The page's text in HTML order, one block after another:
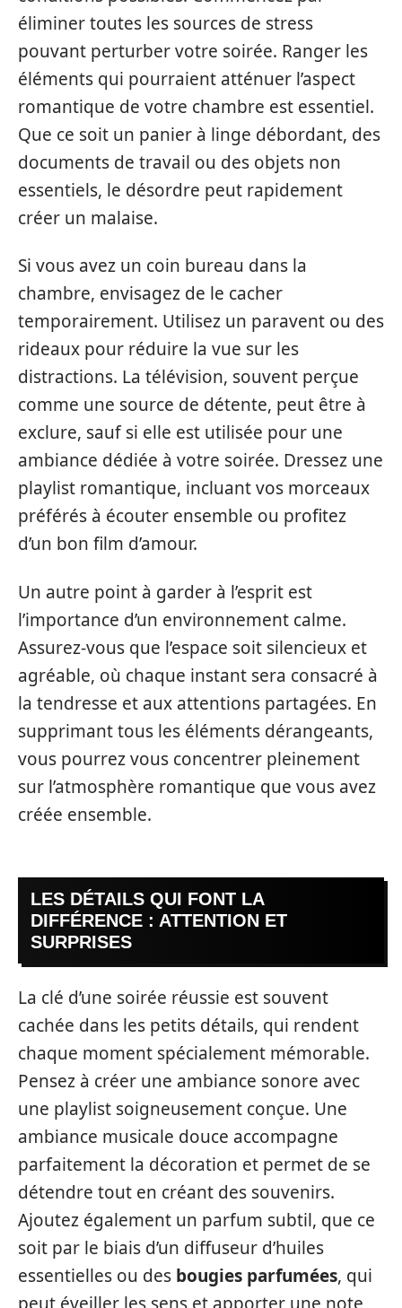
éliminer toutes les sources de stress
pouvant perturber votre soirée. Ranger les
éléments qui pourraient atténuer l’aspect
romantique de votre chambre est essentiel.
Que ce soit un panier à linge débordant, des
documents de travail ou des objets non
essentiels, le désordre peut rapidement
créer un malaise.
Si vous avez un coin bureau dans la
chambre, envisagez de le cacher
temporairement. Utilisez un paravent ou des
rideaux pour réduire la vue sur les
distractions. La télévision, souvent perçue
comme une source de détente, peut être à
exclure, sauf si elle est utilisée pour une
ambiance dédiée à votre soirée. Dressez une
playlist romantique, incluant vos morceaux
préférés à écouter ensemble ou profitez
d’un bon film d’amour.
Un autre point à garder à l’esprit est
l’importance d’un environnement calme.
Assurez-vous que l’espace soit silencieux et
agréable, où chaque instant sera consacré à
la tendresse et aux attentions partagées. En
supprimant tous les éléments dérangeants,
vous pourrez vous concentrer pleinement
sur l’atmosphère romantique que vous avez
créée ensemble.
LES DÉTAILS QUI FONT LA
DIFFÉRENCE : ATTENTION ET
SURPRISES
La clé d’une soirée réussie est souvent
cachée dans les petits détails, qui rendent
chaque moment spécialement mémorable.
Pensez à créer une ambiance sonore avec
une playlist soigneusement conçue. Une
ambiance musicale douce accompagne
parfaitement la décoration et permet de se
détendre tout en créant des souvenirs.
Ajoutez également un parfum subtil, que ce
soit par le biais d’un diffuseur d’huiles
essentielles ou des bougies parfumées, qui
peut éveiller les sens et apporter une note